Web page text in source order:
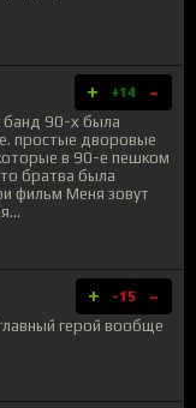
+ +14 -
банд 90-х была
простые дворовые
в 90-е пешком
братва была
фильм Меня зовут
+ -15 -
герой вообще